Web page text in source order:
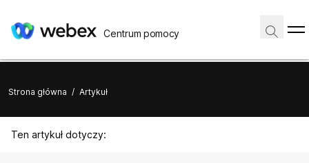
Centrum pomocy
Strona główna / Artykuł
Ten artykuł dotyczy: